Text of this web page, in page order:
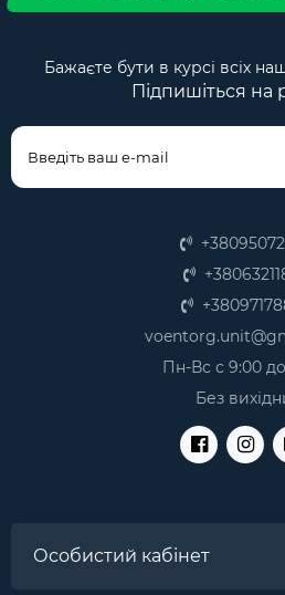
Бажаєте бути в курсі всіх
Підпишіться на
Пн-Вс с 9:00
Без
Особистий кабінет